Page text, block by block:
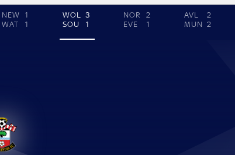
NEW
1
WAT
1
WOL
3
SOU
1
NOR
2
EVE
1
AVL
2
MUN 2